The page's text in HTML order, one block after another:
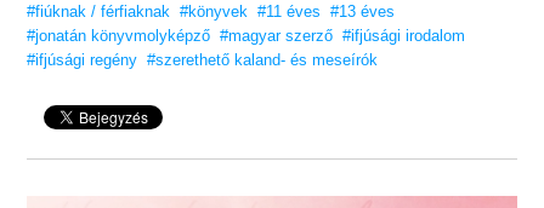
#fiúknak / férfiaknak
#könyvek #11 éves
#13 éves
#jonatán könyvmolyképző #magyar szerző #ifjúsági irodalom
#ifjúsági regény #szerethető kaland- és meseírók